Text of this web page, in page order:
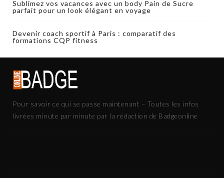
Sublimez vos vacances avec un body Pain de Sucre
parfait pour un look élégant en voyage
Devenir coach sportif à Paris : comparatif des
formations CQP fitness
Pour savoir ce qui se passe maintenant – Toutes les infos
livrées minute par minute par la rédaction de Badgeonline